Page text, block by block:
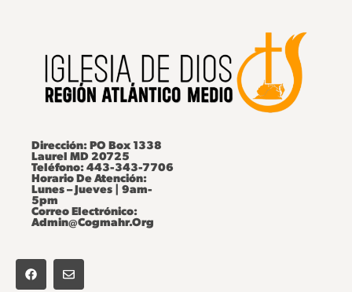
Dirección: PO Box 1338
Laurel MD 20725
Teléfono: 443-343-7706
Horario De Atención:
Lunes – Jueves | 9am-
5pm
Correo Electrónico:
Admin@cogmahr.org
A
C
E
N
V